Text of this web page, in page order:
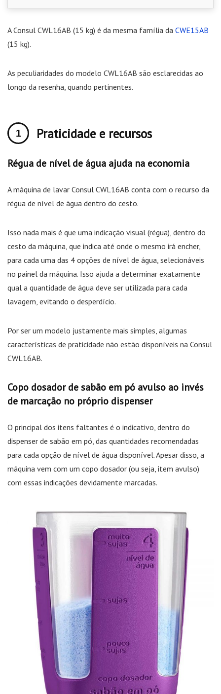
A Consul CWL16AB (15 kg) é da mesma família da CWE15AB
(15 kg).
As peculiaridades do modelo CWL16AB são esclarecidas ao
longo da resenha, quando pertinentes.
Praticidade e recursos
Régua de nível de água ajuda na economia
A máquina de lavar Consul CWL16AB conta com o recurso da
régua de nível de água dentro do cesto.
Isso nada mais é que uma indicação visual (régua), dentro do
cesto da máquina, que indica até onde o mesmo irá encher,
para cada uma das 4 opções de nível de água, selecionáveis
no painel da máquina. Isso ajuda a determinar exatamente
qual a quantidade de água deve ser utilizada para cada
lavagem, evitando o desperdício.
Por ser um modelo justamente mais simples, algumas
características de praticidade não estão disponíveis na Consul
CWL16AB.
Copo dosador de sabão em pó avulso ao invés
de marcação no próprio dispenser
O principal dos itens faltantes é o indicativo, dentro do
dispenser de sabão em pó, das quantidades recomendadas
para cada opção de nível de água disponível. Apesar disso, a
máquina vem com um copo dosador (ou seja, item avulso)
com essas indicações devidamente marcadas.